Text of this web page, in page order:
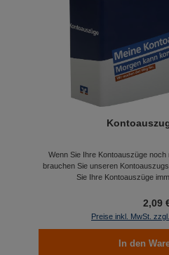
Wenn Sie Ihre Kontoauszüge
brauchen Sie unseren
Sie Ihre Kontoauszüge
2,09
Preise inkl. MwSt.
In den